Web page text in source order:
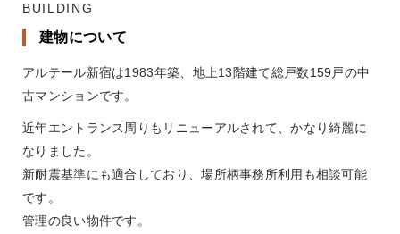
BUILDING
建物について
アルテール新宿は1983年築、地上13階建て総戸数159戸の中
古マンションです。
近年エントランス周りもリニューアルされて、かなり綺麗に
なりました。
新耐震基準にも適合しており、場所柄事務所利用も相談可能
です。
管理の良い物件です。